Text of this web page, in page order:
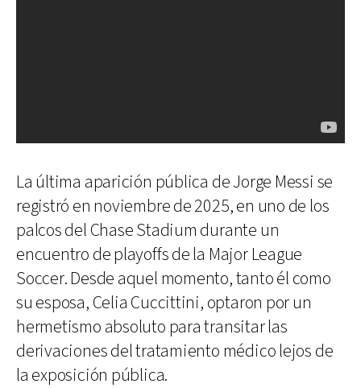
La última aparición pública de Jorge Messi se
registró en noviembre de 2025, en uno de los
palcos del Chase Stadium durante un
encuentro de playoffs de la Major League
Soccer. Desde aquel momento, tanto él como
su esposa, Celia Cuccittini, optaron por un
hermetismo absoluto para transitar las
derivaciones del tratamiento médico lejos de
la exposición pública.